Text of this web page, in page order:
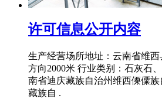
许可信息公开内容
生产经营场所地址：云南省维
方向2000米 行业类别：石灰石
南省迪庆藏族自治州维西傈僳
藏族自 .